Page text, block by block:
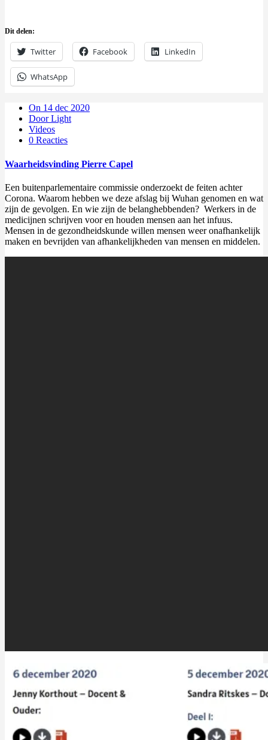
Dit delen:
Twitter Facebook LinkedIn
WhatsApp
On 14 dec 2020
Door Light
Videos
0 Reacties
Waarheidsvinding Pierre Capel
Een buitenparlementaire commissie onderzoekt de feiten achter
Corona. Waarom hebben we deze afslag bij Wuhan genomen en wat
zijn de gevolgen. En wie zijn de belanghebbenden? Werkers in de
medicijnen schrijven voor en houden mensen aan het infuus.
Mensen in de gezondheidskunde willen mensen weer onafhankelijk
maken en bevrijden van afhankelijkheden van mensen en middelen.